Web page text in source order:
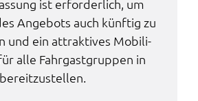
ist erfor­der­lich, um
Ange­bots auch künf­tig zu
und ein attrak­ti­ves Mobi­li­
alle Fahr­gast­grup­pen in